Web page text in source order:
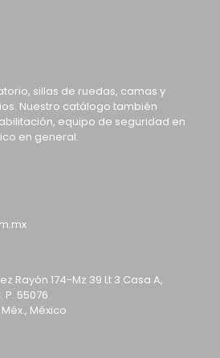
sillas de ruedas, camas y
Nuestro catálogo también
equipo de seguridad en
en general.
Rayón 174-Mz 39 Lt 3 Casa A,
P. 55076
México